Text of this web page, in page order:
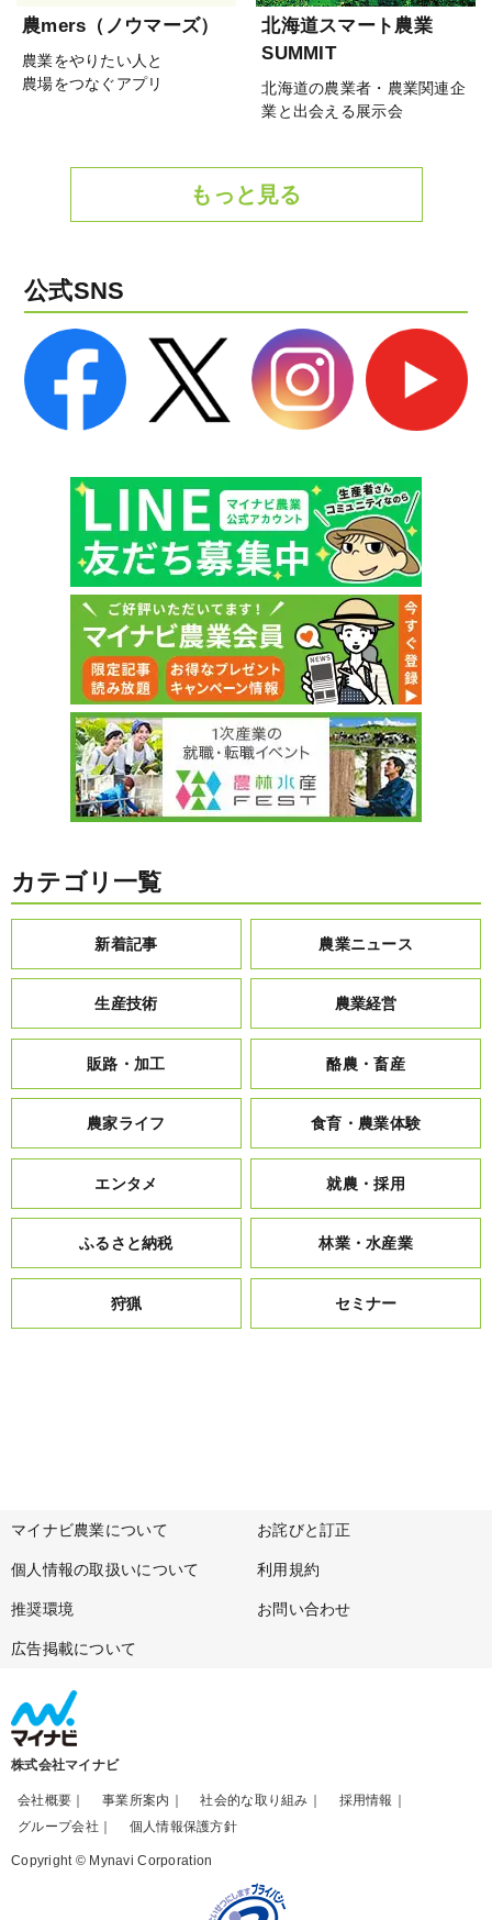
農mers（ノウマーズ）
農業をやりたい人と
農場をつなぐアプリ
北海道スマート農業
SUMMIT
北海道の農業者・農業関連企
業と出会える展示会
もっと見る
公式SNS
カテゴリ一覧
新着記事 農業ニュース
生産技術 農業経営
販路・加工 酪農・畜産
農家ライフ 食育・農業体験
エンタメ 就農・採用
ふるさと納税 林業・水産業
狩猟 セミナー
マイナビ農業について お詫びと訂正
個人情報の取扱いについて 利用規約
推奨環境 お問い合わせ
広告掲載について
株式会社マイナビ
会社概要 事業所案内 社会的な取り組み
採用情報
グループ会社
個人情報保護方針
Copyright © Mynavi Corporation